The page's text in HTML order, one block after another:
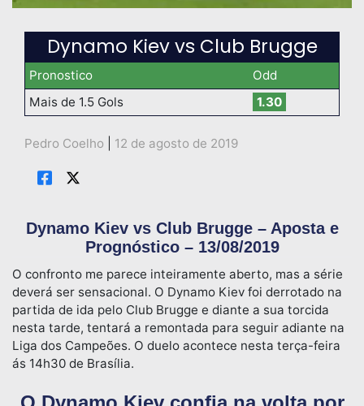
Dynamo Kiev vs Club Brugge
Pronostico
Odd
Mais de 1.5 Gols
1.30
Pedro Coelho 12 de agosto de 2019
Dynamo Kiev vs Club Brugge – Aposta e
Prognóstico – 13/08/2019
O confronto me parece inteiramente aberto, mas a série
deverá ser sensacional. O Dynamo Kiev foi derrotado na
partida de ida pelo Club Brugge e diante a sua torcida
nesta tarde, tentará a remontada para seguir adiante na
Liga dos Campeões. O duelo acontece nesta terça-feira
ás 14h30 de Brasília.